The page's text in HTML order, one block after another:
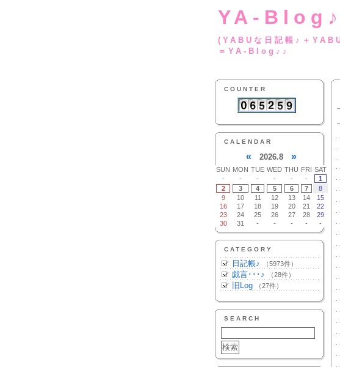
YA-
(YABUな日
＝YA-Blog♪♪
COUNTER
CALENDAR
« 2026.8 »
SUN MON TUE WED THU FRI SAT
-
- - - - -
1
2
3 4 5 6 7
8
9
10 11 12 13 14
15
16
17 18 19 20 21
22
23
24 25 26 27 28
29
30
31 - - - - -
CATEGORY
日記帳♪ （5973件）
戯言･･･♪ （28件）
旧Log （27件）
SEARCH